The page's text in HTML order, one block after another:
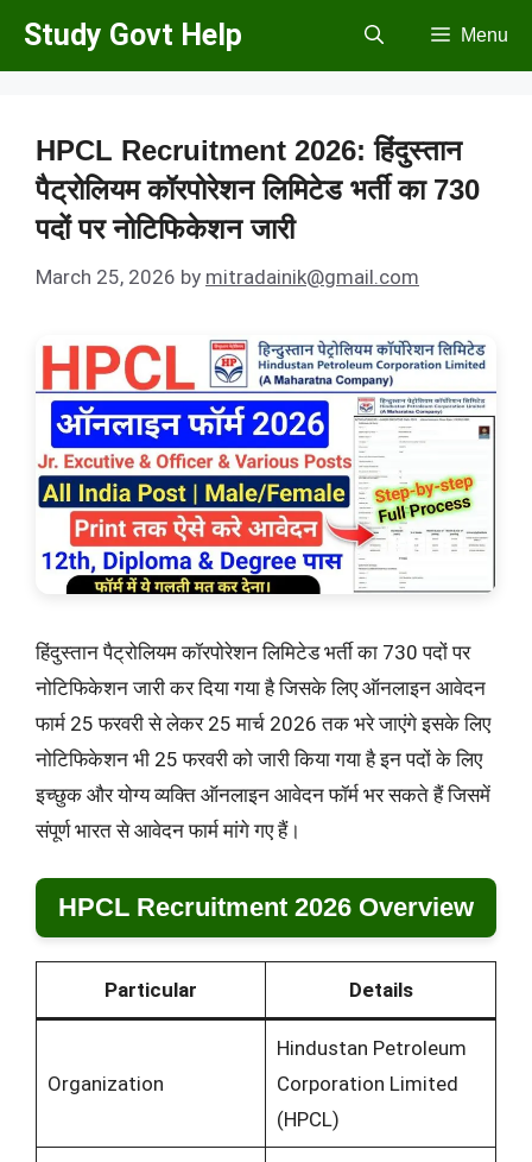
Skip
Study Govt Help Menu
HPCL Recruitment 2026: हिंदुस्तान
पैट्रोलियम कॉरपोरेशन लिमिटेड भर्ती का 730
पदों पर नोटिफिकेशन जारी
March 25, 2026 by mitradainik@gmail.com
हिंदुस्तान पैट्रोलियम कॉरपोरेशन लिमिटेड भर्ती का 730 पदों पर
नोटिफिकेशन जारी कर दिया गया है जिसके लिए ऑनलाइन आवेदन
फार्म 25 फरवरी से लेकर 25 मार्च 2026 तक भरे जाएंगे इसके लिए
नोटिफिकेशन भी 25 फरवरी को जारी किया गया है इन पदों के लिए
इच्छुक और योग्य व्यक्ति ऑनलाइन आवेदन फॉर्म भर सकते हैं जिसमें
संपूर्ण भारत से आवेदन फार्म मांगे गए हैं।
HPCL Recruitment 2026 Overview
Particular Details
Organization
Hindustan Petroleum
Corporation Limited
(HPCL)